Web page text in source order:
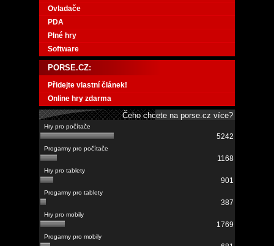
Ovladače
PDA
Plné hry
Software
PORSE.CZ:
Přidejte vlastní článek!
Online hry zdarma
Čeho chcete na porse.cz více?
5242
1168
901
387
1769